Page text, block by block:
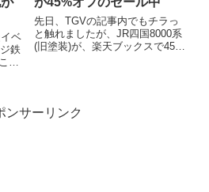
ベ
鉄
と
先日、TGVの記事内でもチラっ
と触れましたが、JR四国8000系
(旧塗装)が、楽天ブックスで45%
ンサーリンク